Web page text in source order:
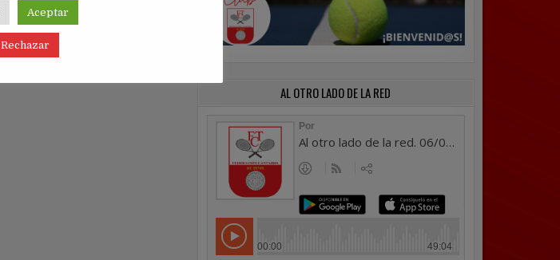
AL OTRO LADO DE LA RED
Aceptar
Rechazar